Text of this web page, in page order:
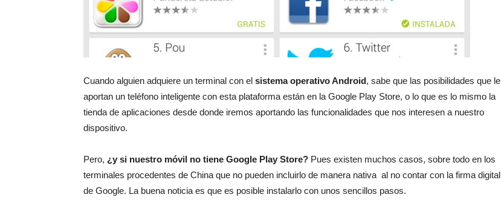
Cuando alguien adquiere un terminal con el sistema operativo Android, sabe que las posibilidades que le
aportan un teléfono inteligente con esta plataforma están en la Google Play Store, o lo que es lo mismo la
tienda de aplicaciones desde donde iremos aportando las funcionalidades que nos interesen a nuestro
dispositivo.
Pero, ¿y si nuestro móvil no tiene Google Play Store? Pues existen muchos casos, sobre todo en los
terminales procedentes de China que no pueden incluirlo de manera nativa al no contar con la firma digital
de Google. La buena noticia es que es posible instalarlo con unos sencillos pasos.